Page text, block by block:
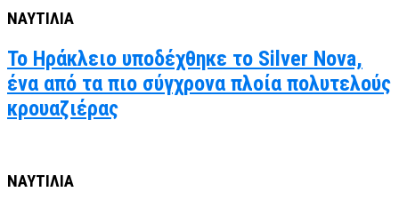
ΝΑΥΤΙΛΙΑ
Το Ηράκλειο υποδέχθηκε το Silver Nova,
ένα από τα πιο σύγχρονα πλοία πολυτελούς
κρουαζιέρας
ΝΑΥΤΙΛΙΑ